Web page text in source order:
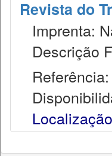
Revista do
Imprenta:
Descrição